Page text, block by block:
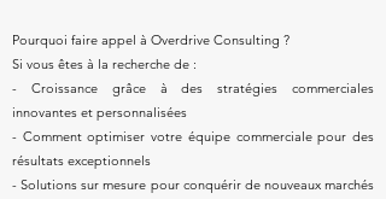
Pourquoi faire appel à Overdrive Consulting ?
Si vous êtes à la recherche de :
- Croissance grâce à des stratégies commerciales
innovantes et personnalisées
- Comment optimiser votre équipe commerciale pour des
résultats exceptionnels
- Solutions sur mesure pour conquérir de nouveaux marchés